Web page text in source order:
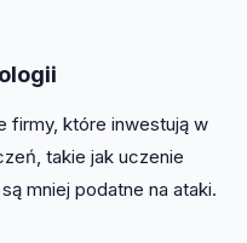
firmy, które inwestują w
takie jak uczenie
mniej podatne na ataki.